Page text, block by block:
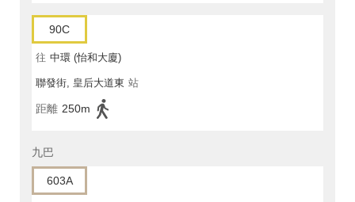
90C
往 中環 (怡和大廈)
聯發街, 皇后大道東 站
距離 250m
九巴
603A